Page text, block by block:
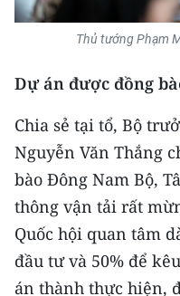
Chuyên trang Hà Nội
CHUYÊN ĐỀ
CÁC CHUYÊN TRANG
VỀ BÁO NHÂN DÂN
THỜI NAY
NHÂN DÂN CUỐI TUẦN
Thủ tướng Phạm
Dự án được đồng
Chia sẻ tại tổ, Bộ
Nguyễn Văn Thắng
bào Đông Nam Bộ,
thông vận tải rất
Quốc hội quan tâm
đầu tư và 50% để
án thành thực hiện,